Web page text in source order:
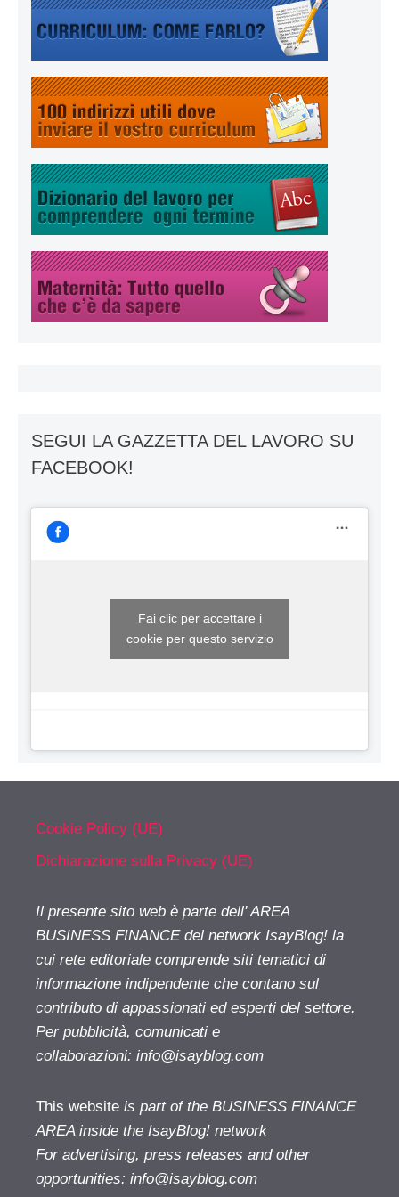
SEGUI LA GAZZETTA DEL LAVORO SU
FACEBOOK!
Fai clic per accettare i
cookie per questo servizio
Cookie Policy (UE)
Dichiarazione sulla Privacy (UE)
Il presente sito web è parte dell' AREA
BUSINESS FINANCE del network IsayBlog! la
cui rete editoriale comprende siti tematici di
informazione indipendente che contano sul
contributo di appassionati ed esperti del settore.
Per pubblicità, comunicati e
collaborazioni: info@isayblog.com
This website is part of the BUSINESS FINANCE
AREA inside the IsayBlog! network
For advertising, press releases and other
opportunities: info@isayblog.com